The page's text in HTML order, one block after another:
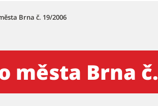
Brna č. 19/2006
města Brna č.